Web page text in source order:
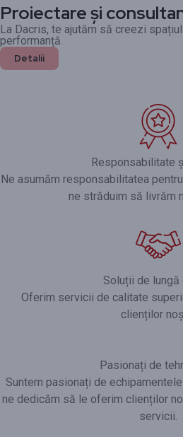
Proiectare și
La Dacris, te ajutăm să creezi
performanță.
Detalii
Responsabilitate
Ne asumăm responsabilitatea
ne străduim să livrăm
Soluții de lungă
Oferim servicii de calitate
clienților
Pasionați de
Suntem pasionați de
ne dedicăm să le oferim clienților
servicii.